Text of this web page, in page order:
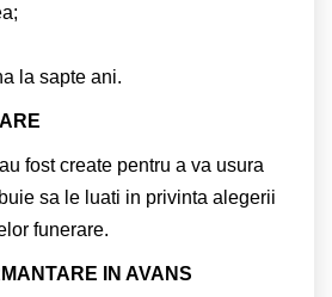
la sapte ani.
fost create pentru a va usura
sa le luati in privinta alegerii
funerare.
IN AVANS